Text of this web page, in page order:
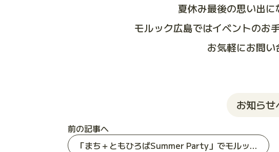
夏休み最後の思い出に
モルック広島ではイベントのお
お気軽にお問い
お知らせ
前の記事へ
「まち＋ともひろばSummer Party」でモルック体験会をしました